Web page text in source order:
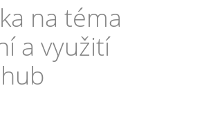
na téma
a využití